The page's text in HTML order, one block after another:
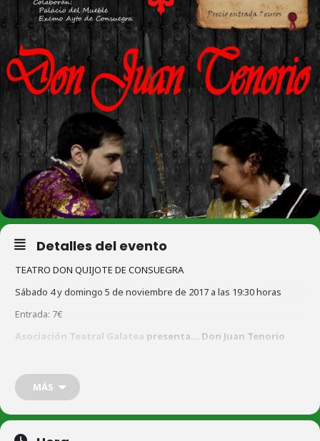
Detalles del evento
TEATRO DON QUIJOTE DE CONSUEGRA
Sábado 4 y domingo 5 de noviembre de 2017 a las 19:30 horas
Entrada: 7€
Asociación Teatral Galatea presenta… Don Juan Tenorio
Adaptación de la obra de José Zorrilla que materializa el famoso
mito de don Juan.
Venta de entradas en taquilla
MÁS